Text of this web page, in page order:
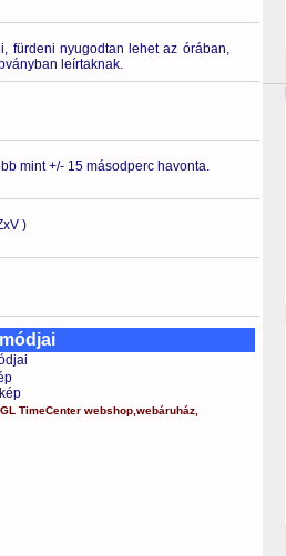
fürdeni nyugodtan lehet az órában,
leírtaknak.
mint +/- 15 másodperc havonta.
)
TimeCenter webshop, webáruház,